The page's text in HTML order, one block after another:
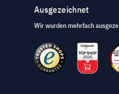
Ausgezeichnet
Wir wurden mehrfach